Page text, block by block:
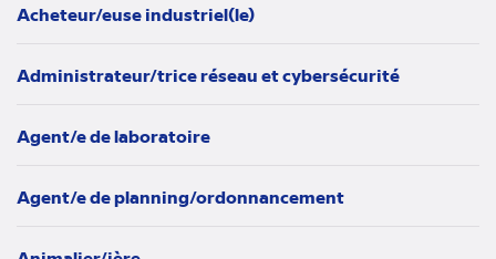
Acheteur/euse industriel(le)
Administrateur/trice réseau et cybersécurité
Agent/e de laboratoire
Agent/e de planning/ordonnancement